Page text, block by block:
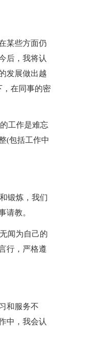
某些方面仍
后，我将认
发展做出越
在同事的密
工作是难忘
(包括工作中
锻炼，我们
请教。
闻为自己的
行，严格遵
和服务不
中，我会认